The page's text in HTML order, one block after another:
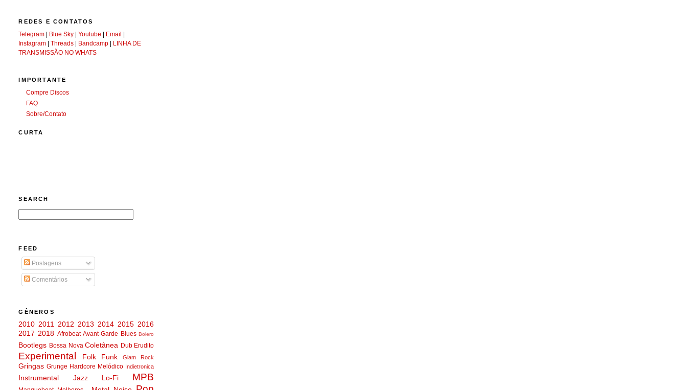
REDES E CONTATOS
Telegram | Blue Sky |Youtube | Email |
Instagram |Threads | Bandcamp | LINHA DE
TRANSMISSÃO NO WHATS
IMPORTANTE
Compre Discos
FAQ
Sobre/Contato
CURTA
SEARCH
FEED
Postagens
Comentários
GÊNEROS
2010 2011 2012 2013 2014 2015 2016
2017 2018 Afrobeat Avant-Garde Blues Bolero
Bootlegs Bossa Nova Coletânea Dub Erudito
Experimental Folk Funk Glam Rock
Gringas Grunge Hardcore Melódico Indietronica
Instrumental Jazz Lo-Fi MPB